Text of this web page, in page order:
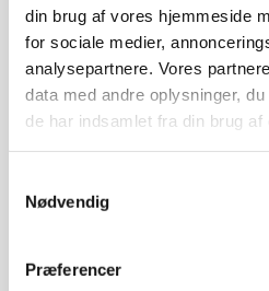
din brug af vores hjemmeside
for sociale medier,
analysepartnere. Vores
data med andre oplysninger,
de har indsamlet fra din brug af
Nødvendig
Præferencer
For at blive barnedøbt i
barnet være født og have
og at barnet skal døbes.
mindst én af barnets forældre